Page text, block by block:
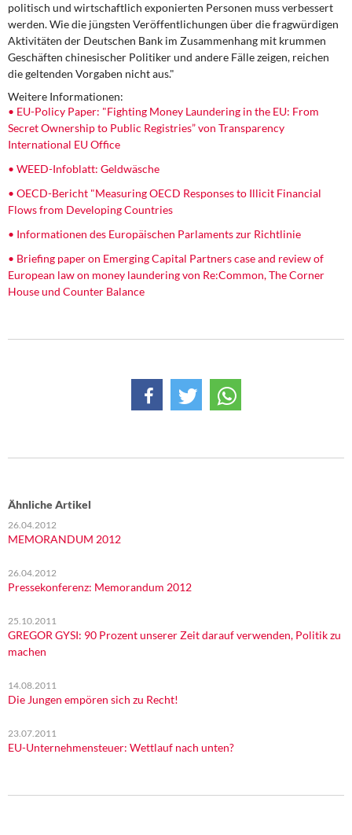
politisch und wirtschaftlich exponierten Personen muss verbessert
werden. Wie die jüngsten Veröffentlichungen über die fragwürdigen
Aktivitäten der Deutschen Bank im Zusammenhang mit krummen
Geschäften chinesischer Politiker und andere Fälle zeigen, reichen
die geltenden Vorgaben nicht aus."
Weitere Informationen:
• EU-Policy Paper: "Fighting Money Laundering in the EU: From
Secret Ownership to Public Registries” von Transparency
International EU Office
• WEED-Infoblatt: Geldwäsche
• OECD-Bericht "Measuring OECD Responses to Illicit Financial
Flows from Developing Countries
• Informationen des Europäischen Parlaments zur Richtlinie
• Briefing paper on Emerging Capital Partners case and review of
European law on money laundering von Re:Common, The Corner
House und Counter Balance
Ähnliche Artikel
26.04.2012
MEMORANDUM 2012
26.04.2012
Pressekonferenz: Memorandum 2012
25.10.2011
GREGOR GYSI: 90 Prozent unserer Zeit darauf verwenden, Politik zu
machen
14.08.2011
Die Jungen empören sich zu Recht!
23.07.2011
EU-Unternehmensteuer: Wettlauf nach unten?